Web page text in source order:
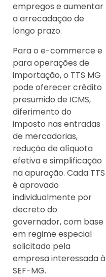
empregos e aumentar
a arrecadação de
longo prazo.
Para o e-commerce e
para operações de
importação, o TTS MG
pode oferecer crédito
presumido de ICMS,
diferimento do
imposto nas entradas
de mercadorias,
redução de alíquota
efetiva e simplificação
na apuração. Cada TTS
é aprovado
individualmente por
decreto do
governador, com base
em regime especial
solicitado pela
empresa interessada à
SEF-MG.